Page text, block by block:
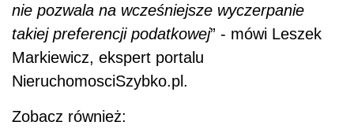
nie pozwala na wcześniejsze wyczerpanie
takiej preferencji podatkowej” - mówi Leszek
Markiewicz, ekspert portalu
NieruchomosciSzybko.pl.
Zobacz również: